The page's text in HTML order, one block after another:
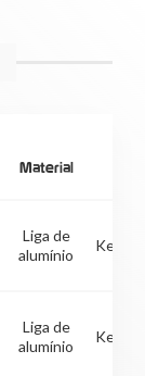
Material
Liga de
alumínio
Liga de
alumínio